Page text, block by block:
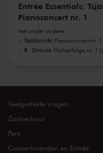
Entrée Essentials:
Pianoconcert nr. 1
met onder andere
Tsjaikovski Pianoconcert nr.
R. Strauss Walzerfolge nr. 1
Veelgestelde vragen
Zaalverhuur
Pers
Concertvrienden en Entrée